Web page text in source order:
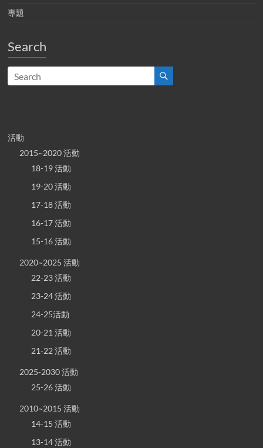
專題
Search
活動
2015~2020 活動
18-19 活動
19-20 活動
17-18 活動
16-17 活動
15-16 活動
2020~2025 活動
22-23 活動
23-24 活動
24-25活動
20-21 活動
21-22 活動
2025-2030 活動
25-26 活動
2010~2015 活動
14-15 活動
13-14 活動